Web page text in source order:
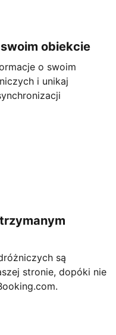
obiekcie
o swoim
i unikaj
są
stronie, dopóki nie